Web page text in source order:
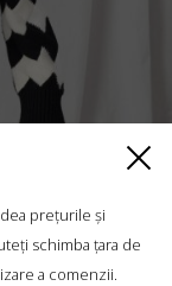
prețurile și
schimba țara de
a comenzii.